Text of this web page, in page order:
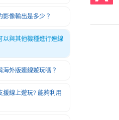
影像輸出是多少？
以與其他機種進行連線
外版連線遊玩嗎？
線上遊玩? 能夠利用